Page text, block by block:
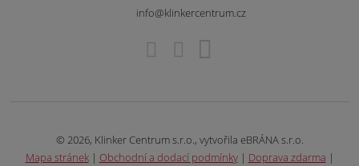
info@klinkercentrum.cz
© 2026, Klinker Centrum s.r.o., vytvořila eBRÁNA s.r.o.
Mapa stránek| Obchodní a dodací podmínky| Doprava zdarma |